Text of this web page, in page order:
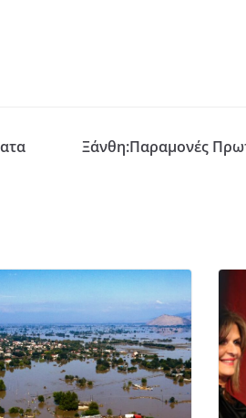
Ξάνθη:Παραμονές